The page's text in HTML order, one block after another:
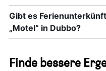
Gibt es
„Motel“ in Dubbo?
Finde bessere